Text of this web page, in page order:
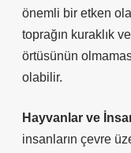
önemli bir etken
toprağın kuraklık
örtüsünün
olabilir.
Hayvanlar ve
insanların çevre